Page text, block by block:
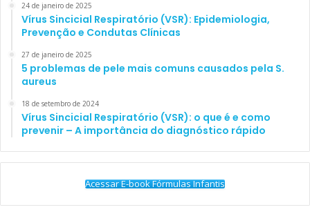
gastos nos jogos não serve, por si só, para o diagnóstico
do IGD, embora há uma correlação entre os dois fatores.
Para tentar padronizar o diagnóstico, a APA sugere que,
dentre os 9 critérios expostos abaixo, a criança ou
adolescente que apresente ao menos 5, num período de 12
meses, seja classificado como portador de IGD. São eles:
Preocupaçãofrequente com os jogos (sejam
24 de janeiro de 2025
Vírus Sincicial Respiratório (VSR): Epidemiologia,
Prevenção e Condutas Clínicas
27 de janeiro de 2025
5 problemas de pele mais comuns causados pela S.
aureus
18 de setembro de 2024
Vírus Sincicial Respiratório (VSR): o que é e como
prevenir – A importância do diagnóstico rápido
Acessar E-book Fórmulas Infantis